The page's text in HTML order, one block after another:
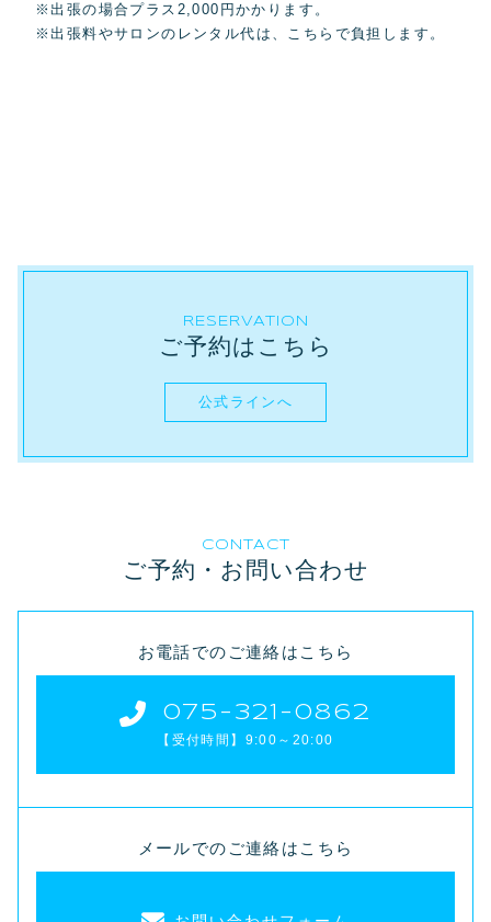
※出張の場合プラス2,000円かかります。
※出張料やサロンのレンタル代は、こちらで負担します。
RESERVATION
ご予約はこちら
公式ラインへ
CONTACT
ご予約・お問い合わせ
お電話でのご連絡はこちら
075-321-0862
【受付時間】9:00～20:00
メールでのご連絡はこちら